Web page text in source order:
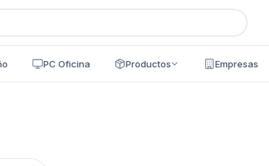
PC Oficina Productos Empresas